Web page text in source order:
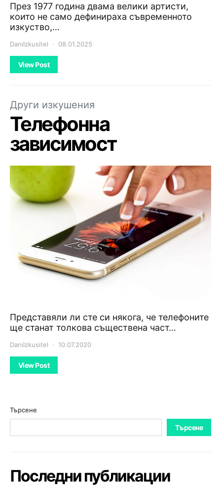
През 1977 година двама велики артисти,
които не само дефинираха съвременното
изкуство,…
DaniIzkusitel 08.01.2025
View Post
Други изкушения
Телефонна
зависимост
Представяли ли сте си някога, че телефоните
ще станат толкова съществена част…
DaniIzkusitel 10.07.2020
View Post
Търсене
Търсене
Последни публикации